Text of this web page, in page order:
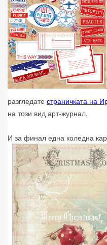
разгледате страничката на
на този вид арт-журнал.
И за финал една коледна